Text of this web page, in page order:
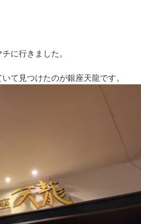
に行きました。
て見つけたのが銀座天龍です。